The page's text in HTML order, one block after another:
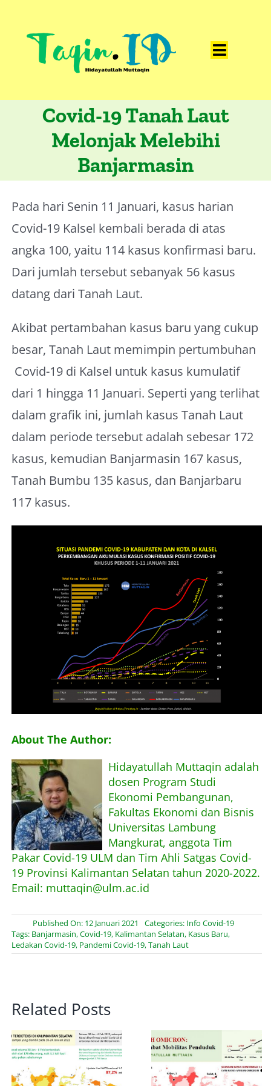
content
Toggle
Catatan
Artikel
Presentasi
Media
About Me
Covid-19 Tanah Laut
Melonjak Melebihi
Banjarmasin
Pada hari Senin 11 Januari, kasus harian
Covid-19 Kalsel kembali berada di atas
angka 100, yaitu 114 kasus konfirmasi baru.
Dari jumlah tersebut sebanyak 56 kasus
datang dari Tanah Laut.
Akibat pertambahan kasus baru yang cukup
besar, Tanah Laut memimpin pertumbuhan
Covid-19 di Kalsel untuk kasus kumulatif
dari 1 hingga 11 Januari. Seperti yang terlihat
dalam grafik ini, jumlah kasus Tanah Laut
dalam periode tersebut adalah sebesar 172
kasus, kemudian Banjarmasin 167 kasus,
Tanah Bumbu 135 kasus, dan Banjarbaru
117 kasus.
About The Author:
Hidayatullah Muttaqin adalah
dosen Program Studi
Ekonomi Pembangunan,
Fakultas Ekonomi dan Bisnis
Universitas Lambung
Mangkurat, anggota Tim
Pakar Covid-19 ULM dan Tim Ahli Satgas Covid-
19 Provinsi Kalimantan Selatan tahun 2020-2022.
Email: muttaqin@ulm.ac.id
Published On: 12 Januari 2021 Categories: Info Covid-19
Tags: Banjarmasin,Covid-19, Kalimantan Selatan, Kasus Baru,
Ledakan Covid-19, Pandemi Covid-19,Tanah Laut
Related Posts